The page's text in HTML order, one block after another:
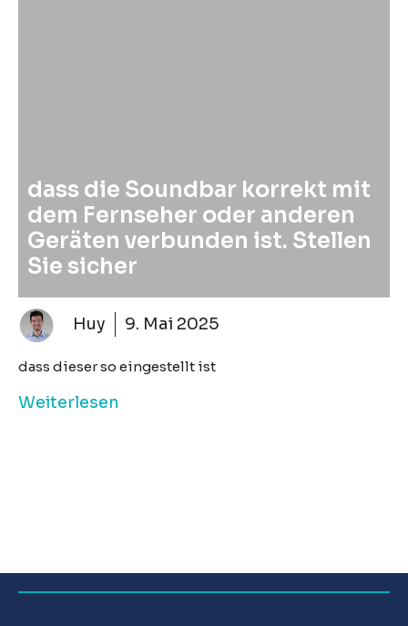
dass die Soundbar korrekt mit
dem Fernseher oder anderen
Geräten verbunden ist. Stellen
Sie sicher
Huy 9. Mai 2025
dass dieser so eingestellt ist
Weiterlesen